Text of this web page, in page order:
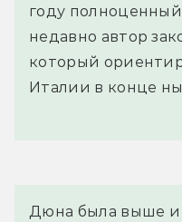
году
недавно автор
который
Италии в конце
Дюна была выше и